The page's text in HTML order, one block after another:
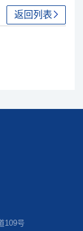
返回列表
109号